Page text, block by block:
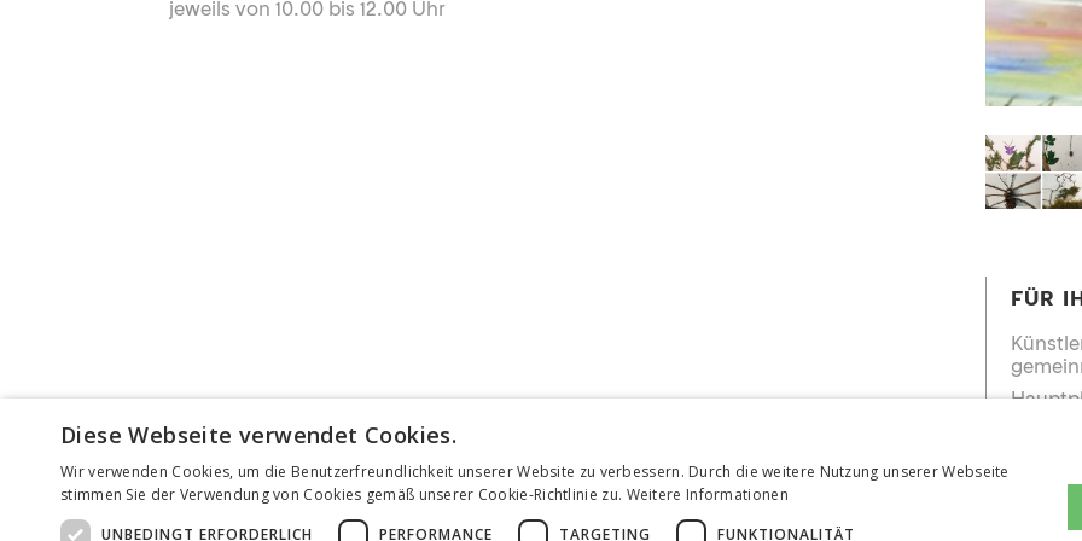
jeweils von 10.00 bis 12.00 Uhr
FÜR
Diese Webseite verwendet Cookies.
Wir verwenden Cookies, um die Benutzerfreundlichkeit unserer Website zu verbessern. Durch die weitere Nutzung unserer Webseite
stimmen Sie der Verwendung von Cookies gemäß unserer Cookie-Richtlinie zu. Weitere Informationen
UNBEDINGT ERFORDERLICH
PERFORMANCE TARGETING FUNKTIONALITÄT